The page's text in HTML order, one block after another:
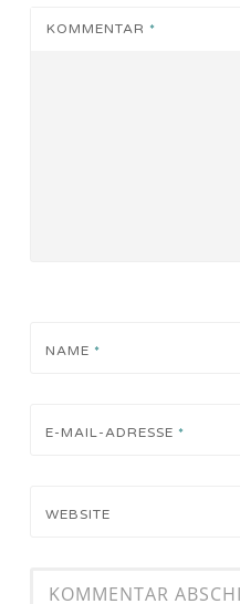
KOMMENTAR *
NAME *
E-MAIL-ADRESSE *
WEBSITE